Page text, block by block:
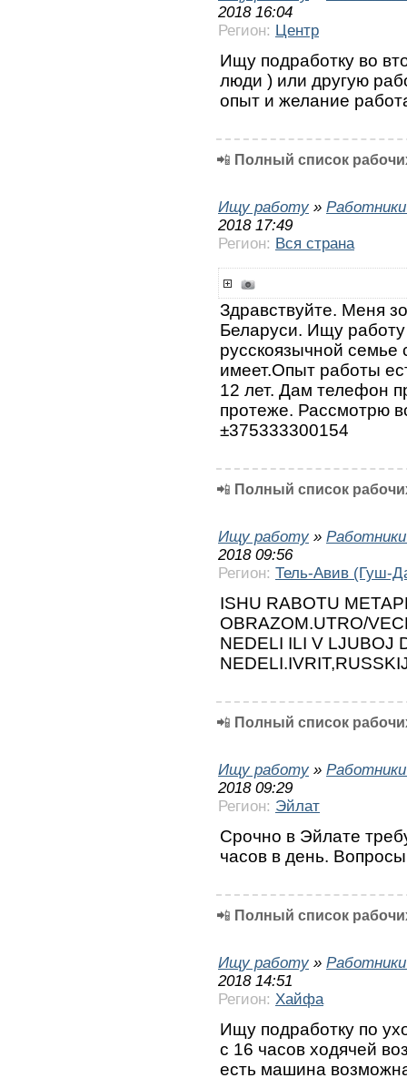
2018 16:04
Регион: Центр
Ищу подработку во
люди ) или другую
опыт и желание
📲 Полный список
Ищу работу »
2018 17:49
Регион: Вся страна
Здравствуйте. Меня
Беларуси. Ищу работу
русскоязычной семье
имеет.Опыт работы
12 лет. Дам телефон
протеже. Рассмотрю
±375333300154
📲 Полный список
Ищу работу »
2018 09:56
Регион: Тель-Авив (Гуш-
ISHU RABOTU
OBRAZOM.UTRO/
NEDELI ILI V LJUBOJ
📲 Полный список
Ищу работу »
2018 09:29
Регион: Эйлат
Срочно в Эйлате
часов в день.
📲 Полный список
Ищу работу »
2018 14:51
Регион: Хайфа
Ищу подработку по
с 16 часов ходячей
есть машина